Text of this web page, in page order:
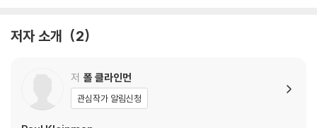
인지심리학: 머릿속에서 실제로 무슨 일이 벌어지는지 이해하기
추동 감소 이론: 균형을 맞추기 위한 노력
인지 부조화 이론: 나 자신과의 싸움
자기 불일치 이론: 성취 또는 미달의 영향
저자 소개 2
저 폴 클라인먼
관심작가 알림신청